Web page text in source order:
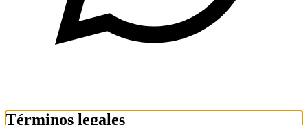
Términos legales